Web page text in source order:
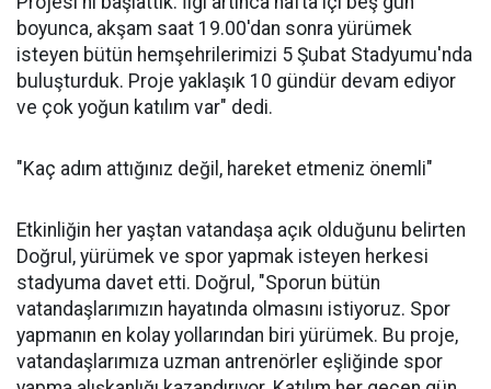
boyunca, akşam saat 19.00'dan sonra yürümek
isteyen bütün hemşehrilerimizi 5 Şubat Stadyumu'nda
buluşturduk. Proje yaklaşık 10 gündür devam ediyor
ve çok yoğun katılım var" dedi.
"Kaç adım attığınız değil, hareket etmeniz önemli"
Etkinliğin her yaştan vatandaşa açık olduğunu belirten
Doğrul, yürümek ve spor yapmak isteyen herkesi
stadyuma davet etti. Doğrul, "Sporun bütün
vatandaşlarımızın hayatında olmasını istiyoruz. Spor
yapmanın en kolay yollarından biri yürümek. Bu proje,
vatandaşlarımıza uzman antrenörler eşliğinde spor